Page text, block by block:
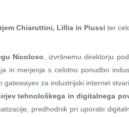
Chiaruttini, Lillia in Piussi ter
Nicoloso , izvršnemu direktorju
in merjenja s celotno ponudbo
gatewayev za industrijski internet
tehnološkega in digitalnega
predhodnik pri uporabi